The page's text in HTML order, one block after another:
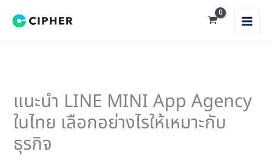
แนะนำ LINE MINI App Agency
ในไทย เลือกอย่างไรให้เหมาะกับ
ธุรกิจ